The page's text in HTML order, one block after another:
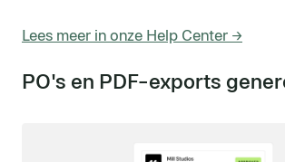
Lees meer in onze Help Center →
PO's en PDF-exports